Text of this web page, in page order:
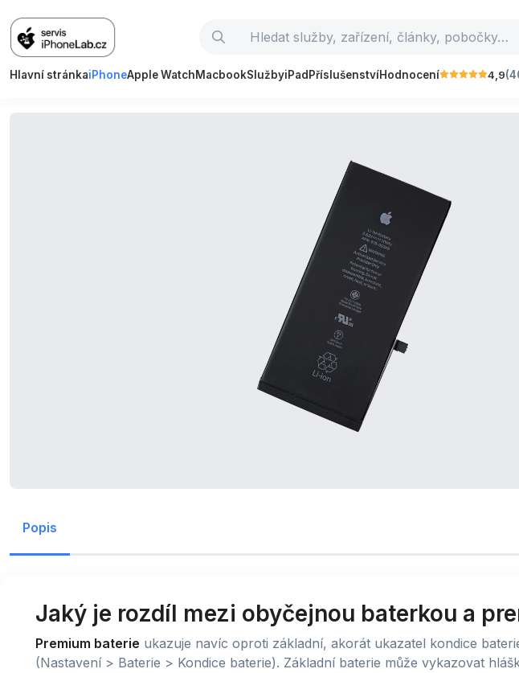
Hlavní stránkaiPhoneApple WatchMacbookSlužbyiPad PříslušenstvíHodnocení 4,9
Popis
Jaký je rozdíl mezi obyčejnou baterkou a
Premium baterie ukazuje navíc oproti základní, akorát ukazatel kondice
(Nastavení > Baterie > Kondice baterie). Základní baterie může vykazovat